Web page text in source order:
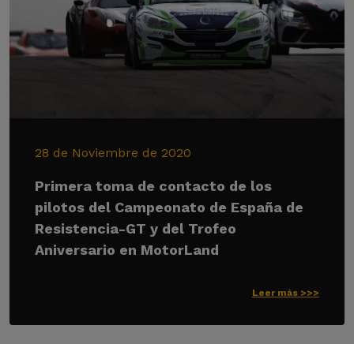
28 de Noviembre de 2020
Primera toma de contacto de los
pilotos del Campeonato de España de
Resistencia-GT y del Trofeo
Aniversario en MotorLand
Leer más >>>